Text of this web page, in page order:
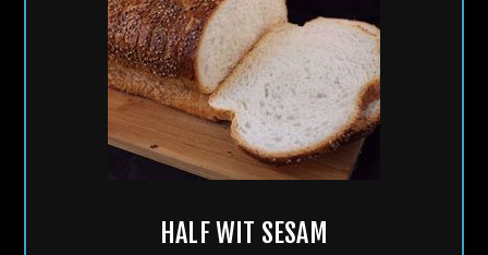
HALF WIT SESAM